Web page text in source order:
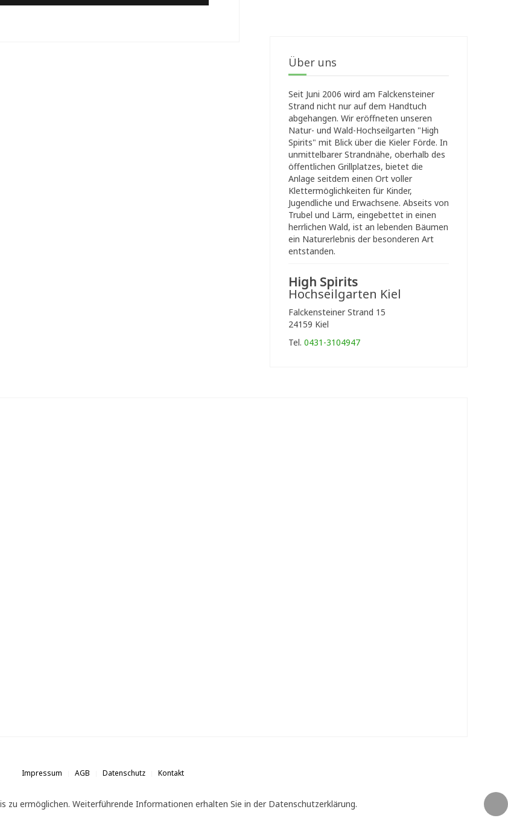
Über uns
Seit Juni 2006 wird am Falckensteiner
Strand nicht nur auf dem Handtuch
abgehangen. Wir eröffneten unseren
Natur- und Wald-Hochseilgarten "High
Spirits" mit Blick über die Kieler Förde. In
unmittelbarer Strandnähe, oberhalb des
öffentlichen Grillplatzes, bietet die
Anlage seitdem einen Ort voller
Klettermöglichkeiten für Kinder,
Jugendliche und Erwachsene. Abseits von
Trubel und Lärm, eingebettet in einen
herrlichen Wald, ist an lebenden Bäumen
ein Naturerlebnis der besonderen Art
entstanden.
High Spirits
Hochseilgarten Kiel
Falckensteiner Strand 15
24159 Kiel
Tel. 0431-3104947
Impressum AGB Datenschutz Kontakt
zu ermöglichen. Weiterführende Informationen erhalten Sie in der Datenschutzerklärung.